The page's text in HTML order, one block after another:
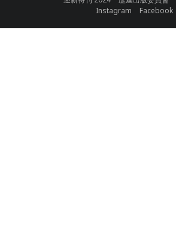
Instagram
Facebook